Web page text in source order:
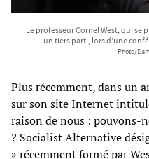
Le professeur Cornel West, qui se
un tiers parti, lors d’une
Photo/
Plus récemment, dans un
sur son site Internet
raison de nous : pouvons-
? Socialist Alternative
» récemment formé par